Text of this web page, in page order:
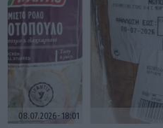
08.07.2026 18:01